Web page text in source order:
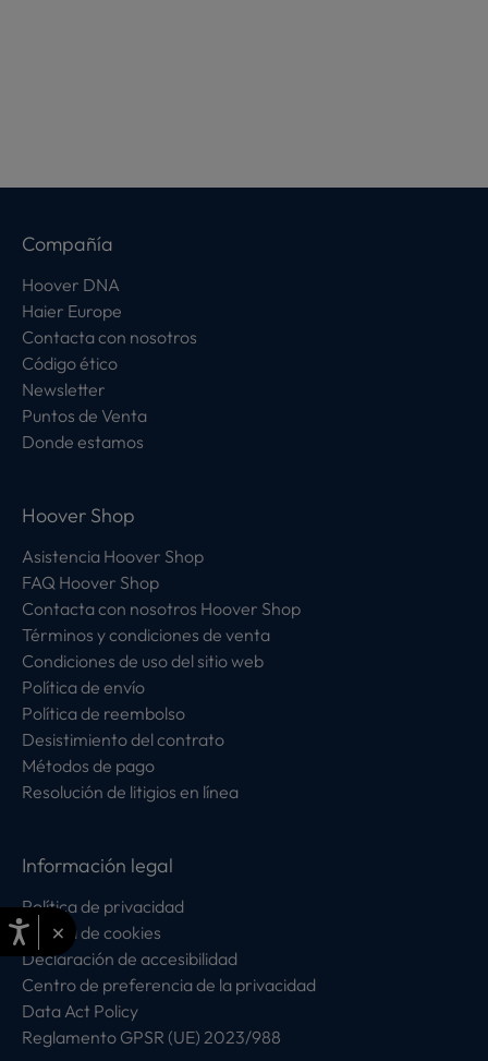
Compañía
Hoover DNA
Haier Europe
Contacta con nosotros
Código ético
Newsletter
Puntos de Venta
Donde estamos
Hoover Shop
Asistencia Hoover Shop
FAQ Hoover Shop
Contacta con nosotros Hoover Shop
Términos y condiciones de venta
Condiciones de uso del sitio web
Política de envío
Política de reembolso
Desistimiento del contrato
Métodos de pago
Resolución de litigios en línea
Información legal
Política de privacidad
Política de cookies
Declaración de accesibilidad
Centro de preferencia de la privacidad
Data Act Policy
Reglamento GPSR (UE) 2023/988
×